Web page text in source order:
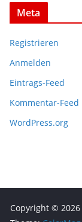
Meta
Registrieren
Anmelden
Eintrags-Feed
Kommentar-Feed
WordPress.org
Copyright © 2026